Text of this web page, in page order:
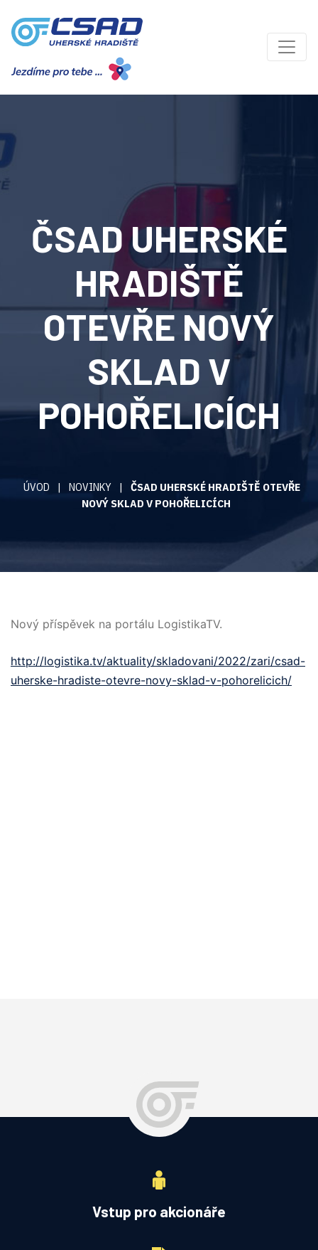
ČSAD UHERSKÉ
HRADIŠTĚ
OTEVŘE NOVÝ
SKLAD V
POHOŘELICÍCH
ÚVOD | NOVINKY |
ČSAD UHERSKÉ HRADIŠTĚ OTEVŘE
NOVÝ SKLAD V POHOŘELICÍCH
Nový příspěvek na portálu LogistikaTV.
http://logistika.tv/aktuality/skladovani/2022/zari/csad-
uherske-hradiste-otevre-novy-sklad-v-pohorelicich/
Vstup pro akcionáře